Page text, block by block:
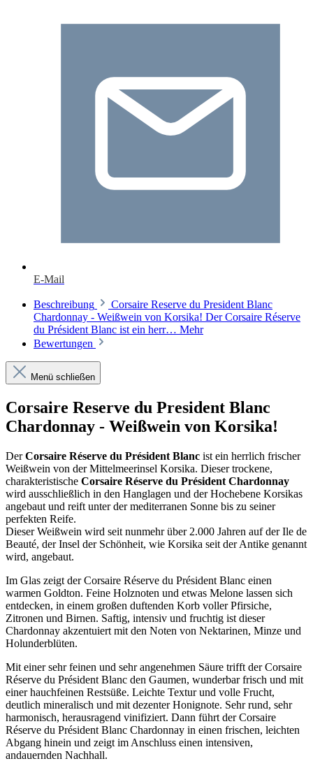
E-Mail
Beschreibung
Corsaire Reserve du President Blanc
Chardonnay - Weißwein von Korsika! Der Corsaire Réserve
du Président Blanc ist ein herr… Mehr
Bewertungen
Menü schließen
Corsaire Reserve du President Blanc
Chardonnay - Weißwein von Korsika!
DerCorsaire Réserve du Président Blanc ist ein herrlich frischer
Weißwein von der Mittelmeerinsel Korsika. Dieser trockene,
charakteristische Corsaire Réserve du Président Chardonnay
wird ausschließlich in den Hanglagen und der Hochebene Korsikas
angebaut und reift unter der mediterranen Sonne bis zu seiner
perfekten Reife.
Dieser Weißwein wird seit nunmehr über 2.000 Jahren auf der Ile de
Beauté, der Insel der Schönheit, wie Korsika seit der Antike genannt
wird, angebaut.
Im Glas zeigt der Corsaire Réserve du Président Blanc einen
warmen Goldton. Feine Holznoten und etwas Melone lassen sich
entdecken, in einem großen duftenden Korb voller Pfirsiche,
Zitronen und Birnen. Saftig, intensiv und fruchtig ist dieser
Chardonnay akzentuiert mit den Noten von Nektarinen, Minze und
Holunderblüten.
Mit einer sehr feinen und sehr angenehmen Säure trifft der Corsaire
Réserve du Président Blanc den Gaumen, wunderbar frisch und mit
einer hauchfeinen Restsüße. Leichte Textur und volle Frucht,
deutlich mineralisch und mit dezenter Honignote. Sehr rund, sehr
harmonisch, herausragend vinifiziert. Dann führt der Corsaire
Réserve du Président Blanc Chardonnay in einen frischen, leichten
Abgang hinein und zeigt im Anschluss einen intensiven,
andauernden Nachhall.